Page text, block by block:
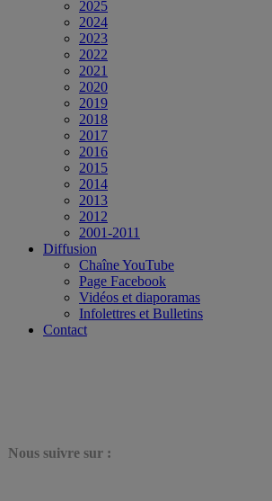
2025
2024
2023
2022
2021
2020
2019
2018
2017
2016
2015
2014
2013
2012
2001-2011
Diffusion
Chaîne YouTube
Page Facebook
Vidéos et diaporamas
Infolettres et Bulletins
Contact
Nous suivre sur :